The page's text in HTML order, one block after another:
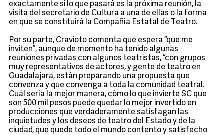
exactamente si lo que pasará es la próxima reunión, la
visita del secretario de Cultura a una de ellas o la forma
en que se constituirá la Compañía Estatal de Teatro.
Por su parte, Cravioto comenta que espera “que me
inviten”, aunque de momento ha tenido algunas
reuniones privadas con algunos teatristas, “con grupos
muy representativos de actores, y gente de teatro en
Guadalajara, están preparando una propuesta que
convenza y que convenga a toda la comunidad teatral.
Cuál sería la mejor manera, cómo lo que invierte SC que
son 500 mil pesos puede quedar lo mejor invertido en
producciones que verdaderamente satisfagan las
inquietudes y los deseos de teatro del Estado y de la
ciudad, que quede todo el mundo contento y satisfecho